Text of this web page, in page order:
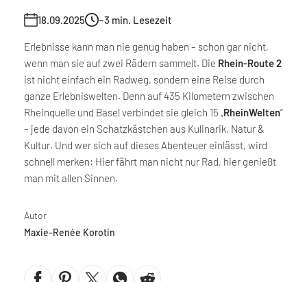
18.09.2025 ~3 min. Lesezeit
Erlebnisse kann man nie genug haben – schon gar nicht,
wenn man sie auf zwei Rädern sammelt. Die Rhein-Route 2
ist nicht einfach ein Radweg, sondern eine Reise durch
ganze Erlebniswelten. Denn auf 435 Kilometern zwischen
Rheinquelle und Basel verbindet sie gleich 15 „RheinWelten“
– jede davon ein Schatzkästchen aus Kulinarik, Natur &
Kultur. Und wer sich auf dieses Abenteuer einlässt, wird
schnell merken: Hier fährt man nicht nur Rad, hier genießt
man mit allen Sinnen.
Autor
Maxie-Renée Korotin